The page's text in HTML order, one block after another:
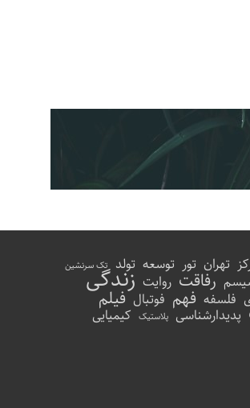
تهران تور توسعه تولد تک سرنشین
رفاقت روایت زندگی
فلسفه فهم فوتبال فیلم
پدیدارشناسی پلاستیک کیمیایی